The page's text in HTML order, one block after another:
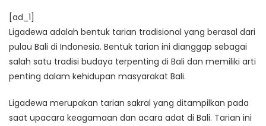
[ad_1]
Ligadewa adalah bentuk tarian tradisional yang berasal dari
pulau Bali di Indonesia. Bentuk tarian ini dianggap sebagai
salah satu tradisi budaya terpenting di Bali dan memiliki arti
penting dalam kehidupan masyarakat Bali.
Ligadewa merupakan tarian sakral yang ditampilkan pada
saat upacara keagamaan dan acara adat di Bali. Tarian ini